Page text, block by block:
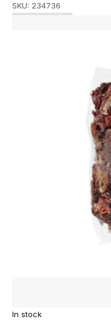
SKU: 234736
In stock